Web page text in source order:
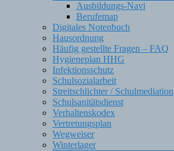
Ausbildungs-Navi
Berufemap
Digitales Notenbuch
Hausordnung
Häufig gestellte Fragen – FAQ
Hygieneplan HHG
Infektionsschutz
Schulsozialarbeit
Streitschlichter / Schulmediation
Schulsanitätsdienst
Verhaltenskodex
Vertretungsplan
Wegweiser
Winterlager